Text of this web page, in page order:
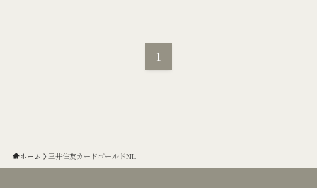
1
ホーム 三井住友カードゴールドNL